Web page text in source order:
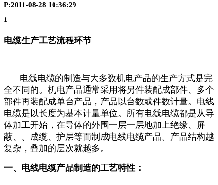
P:2011-08-28 10:36:29
1
电缆生产工艺流程环节
电线电缆的制造与大多数机电产品的生产方式是完
全不同的。机电产品通常采用将另件装配成部件、多个
部件再装配成单台产品，产品以台数或件数计量。电线
电缆是以长度为基本计量单位。所有电线电缆都是从导
体加工开始，在导体的外围一层一层地加上绝缘、屏
蔽、、成缆、护层等而制成电线电缆产品。产品结构越
复杂，叠加的层次就越多。
一、电线电缆产品制造的工艺特性：